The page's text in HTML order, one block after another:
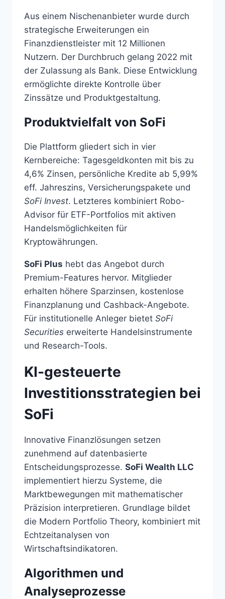
Aus einem Nischenanbieter wurde durch
strategische Erweiterungen ein
Finanzdienstleister mit 12 Millionen
Nutzern. Der Durchbruch gelang 2022 mit
der Zulassung als Bank. Diese Entwicklung
ermöglichte direkte Kontrolle über
Zinssätze und Produktgestaltung.
Produktvielfalt von SoFi
Die Plattform gliedert sich in vier
Kernbereiche: Tagesgeldkonten mit bis zu
4,6% Zinsen, persönliche Kredite ab 5,99%
eff. Jahreszins, Versicherungspakete und
SoFi Invest. Letzteres kombiniert Robo-
Advisor für ETF-Portfolios mit aktiven
Handelsmöglichkeiten für
Kryptowährungen.
SoFi Plus hebt das Angebot durch
Premium-Features hervor. Mitglieder
erhalten höhere Sparzinsen, kostenlose
Finanzplanung und Cashback-Angebote.
Für institutionelle Anleger bietet SoFi
Securities erweiterte Handelsinstrumente
und Research-Tools.
KI-gesteuerte
Investitionsstrategien bei
SoFi
Innovative Finanzlösungen setzen
zunehmend auf datenbasierte
Entscheidungsprozesse. SoFi Wealth LLC
implementiert hierzu Systeme, die
Marktbewegungen mit mathematischer
Präzision interpretieren. Grundlage bildet
die Modern Portfolio Theory, kombiniert mit
Echtzeitanalysen von
Wirtschaftsindikatoren.
Algorithmen und
Analyseprozesse